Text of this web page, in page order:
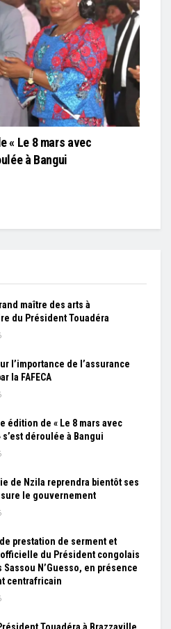
« Le 8 mars avec
à Bangui
maître des arts à
du Président Touadéra
l’importance de l’assurance
la FAFECA
édition de « Le 8 mars avec
s’est déroulée à Bangui
de Nzila reprendra bientôt ses
le gouvernement
prestation de serment et
du Président congolais
Sassou N’Guesso, en présence
centrafricain